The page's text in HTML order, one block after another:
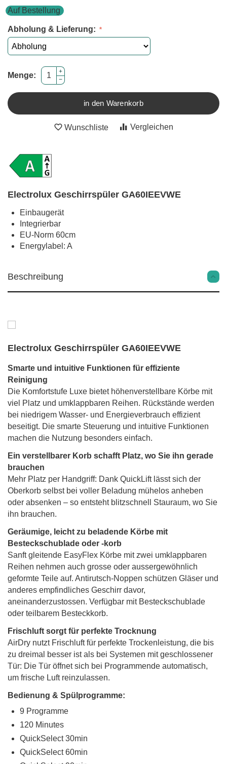
Auf Bestellung
Abholung & Lieferung:
Menge:
+
−
in den Warenkorb
Wunschliste Vergleichen
Electrolux Geschirrspüler GA60IEEVWE
Einbaugerät
Integrierbar
EU-Norm 60cm
Energylabel: A
Beschreibung
Electrolux Geschirrspüler GA60IEEVWE
Smarte und intuitive Funktionen für effiziente
Reinigung
Die Komfortstufe Luxe bietet höhenverstellbare Körbe mit
viel Platz und umklappbaren Reihen. Rückstände werden
bei niedrigem Wasser- und Energieverbrauch effizient
beseitigt. Die smarte Steuerung und intuitive Funktionen
machen die Nutzung besonders einfach.
Ein verstellbarer Korb schafft Platz, wo Sie ihn gerade
brauchen
Mehr Platz per Handgriff: Dank QuickLift lässt sich der
Oberkorb selbst bei voller Beladung mühelos anheben
oder absenken – so entsteht blitzschnell Stauraum, wo Sie
ihn brauchen.
Geräumige, leicht zu beladende Körbe mit
Besteckschublade oder -korb
Sanft gleitende EasyFlex Körbe mit zwei umklappbaren
Reihen nehmen auch grosse oder aussergewöhnlich
geformte Teile auf. Antirutsch-Noppen schützen Gläser und
anderes empfindliches Geschirr davor,
aneinanderzustossen. Verfügbar mit Besteckschublade
oder teilbarem Besteckkorb.
Frischluft sorgt für perfekte Trocknung
AirDry nutzt Frischluft für perfekte Trockenleistung, die bis
zu dreimal besser ist als bei Systemen mit geschlossener
Tür: Die Tür öffnet sich bei Programmende automatisch,
um frische Luft reinzulassen.
Bedienung & Spülprogramme:
9 Programme
120 Minutes
QuickSelect 30min
QuickSelect 60min